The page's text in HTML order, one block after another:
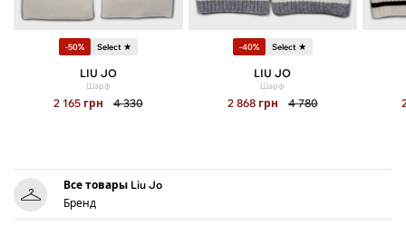
-50% Select ★
LIU JO
Шарф
2 165 грн 4 330
-40% Select ★
LIU JO
Шарф
2 868 грн 4 780
Все товары Liu Jo
Бренд